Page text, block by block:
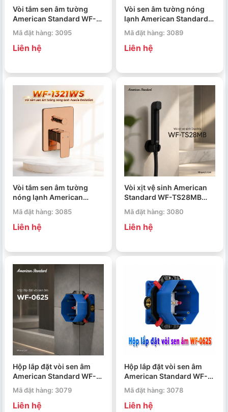
Vòi tắm sen âm tường
American Standard WF-
1321BHG Acacia
Evolution
Mã đặt hàng: 3095
Liên hệ
Vòi sen âm tường nóng
lạnh American Standard
Acacia Evolution WF-
1322WS
Mã đặt hàng: 3089
Liên hệ
Vòi tắm sen âm tường
nóng lạnh American
Standard Acacia
Evolution WF-1321WS
Mã đặt hàng: 3085
Liên hệ
Vòi xịt vệ sinh American
Standard WF-TS28MB
DuoStix
Mã đặt hàng: 3080
Liên hệ
Hộp lắp đặt vòi sen âm
American Standard WF-
0625
Mã đặt hàng: 3079
Liên hệ
Hộp lắp đặt vòi sen âm
American Standard WF-
0625
Mã đặt hàng: 3078
Liên hệ